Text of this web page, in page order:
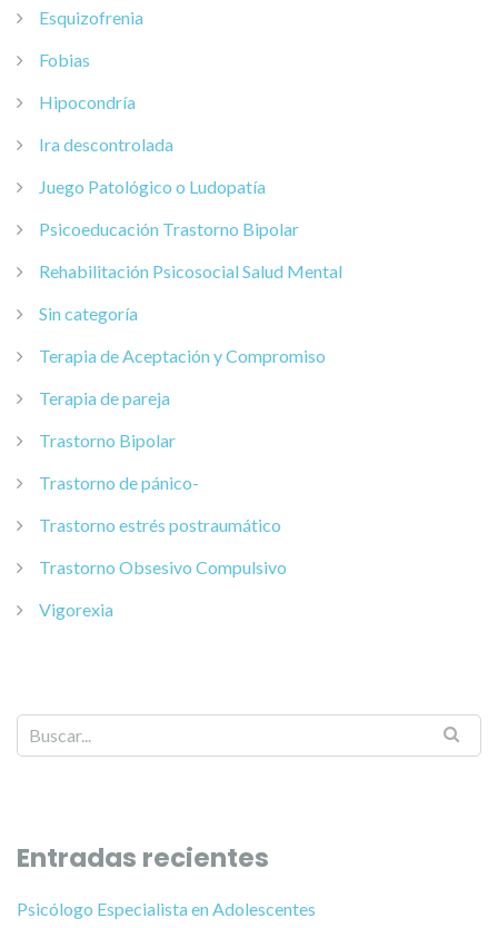
Esquizofrenia
Fobias
Hipocondría
Ira descontrolada
Juego Patológico o Ludopatía
Psicoeducación Trastorno Bipolar
Rehabilitación Psicosocial Salud Mental
Sin categoría
Terapia de Aceptación y Compromiso
Terapia de pareja
Trastorno Bipolar
Trastorno de pánico-
Trastorno estrés postraumático
Trastorno Obsesivo Compulsivo
Vigorexia
Entradas recientes
Psicólogo Especialista en Adolescentes